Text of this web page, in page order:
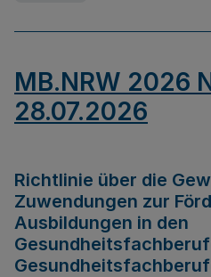
MB.NRW 2026
28.07.2026
Richtlinie über die
Zuwendungen zur
Ausbildungen in den